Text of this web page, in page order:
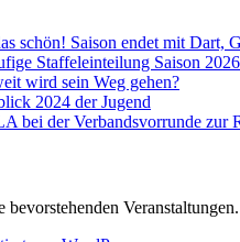
schön! Saison endet mit Dart,
Staffeleinteilung Saison
wird sein Weg gehen?
2024 der Jugend
bei der Verbandsvorrunde zur
bevorstehenden Veranstaltungen.